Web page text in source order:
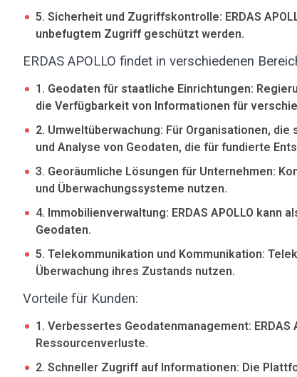
5. Sicherheit und Zugriffskontrolle: ERDAS
unbefugtem Zugriff geschützt werden.
ERDAS APOLLO findet in verschiedenen
1. Geodaten für staatliche Einrichtungen:
die Verfügbarkeit von Informationen für
2. Umweltüberwachung: Für Organisationen,
und Analyse von Geodaten, die für fundierte
3. Georäumliche Lösungen für Unternehmen:
und Überwachungssysteme nutzen.
4. Immobilienverwaltung: ERDAS APOLLO
Geodaten.
5. Telekommunikation und Kommunikation:
Überwachung ihres Zustands nutzen.
Vorteile für Kunden:
1. Verbessertes Geodatenmanagement:
Ressourcenverluste.
2. Schneller Zugriff auf Informationen: Die